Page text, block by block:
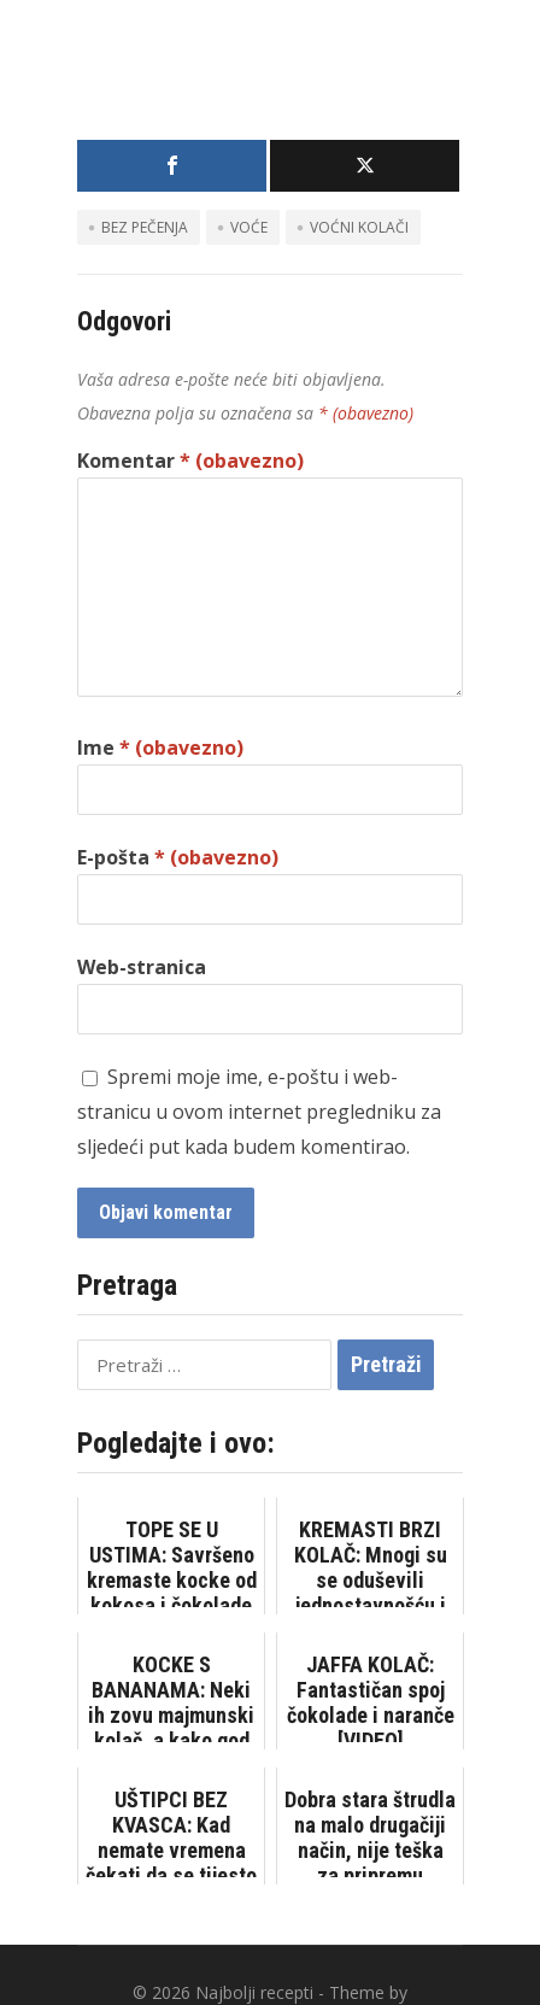
BEZ PEČENJA VOĆE VOĆNI KOLAČI
Odgovori
Vaša adresa e-pošte neće biti objavljena.
Obavezna polja su označena sa * (obavezno)
Komentar* (obavezno)
Ime * (obavezno)
E-pošta * (obavezno)
Web-stranica
Spremi moje ime, e-poštu i web-
stranicu u ovom internet pregledniku za
sljedeći put kada budem komentirao.
Pretraga
Pretraži:
Pogledajte i ovo:
TOPE SE U
USTIMA: Savršeno
kremaste kocke od
kokosa i čokolade
KREMASTI BRZI
KOLAČ: Mnogi su
se oduševili
jednostavnošću i
KOCKE S
BANANAMA: Neki
ih zovu majmunski
kolač, a kako god
su!
JAFFA KOLAČ:
Fantastičan spoj
čokolade i naranče
[VIDEO]
UŠTIPCI BEZ
KVASCA: Kad
nemate vremena
čekati da se tijesto
Dobra stara štrudla
na malo drugačiji
način, nije teška
za pripremu
© 2026 Najbolji recepti - Theme by